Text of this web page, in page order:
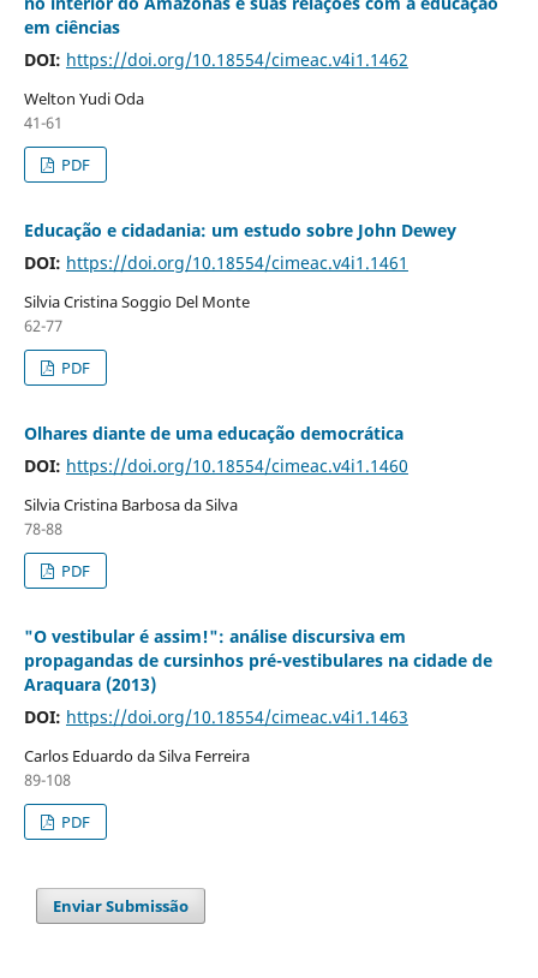
em ciências
DOI: https://doi.org/10.18554/cimeac.v4i1.1462
Welton Yudi Oda
41-61
PDF
Educação e cidadania: um estudo sobre John Dewey
DOI: https://doi.org/10.18554/cimeac.v4i1.1461
Silvia Cristina Soggio Del Monte
62-77
PDF
Olhares diante de uma educação democrática
DOI: https://doi.org/10.18554/cimeac.v4i1.1460
Silvia Cristina Barbosa da Silva
78-88
PDF
"O vestibular é assim!": análise discursiva em
propagandas de cursinhos pré-vestibulares na cidade de
Araquara (2013)
DOI: https://doi.org/10.18554/cimeac.v4i1.1463
Carlos Eduardo da Silva Ferreira
89-108
PDF
Enviar Submissão